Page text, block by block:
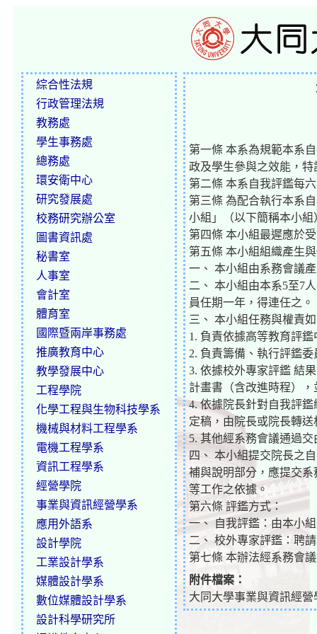
綜合性法規
行政管理法規
教務處
學生事務處
總務處
環安衛中心
研究發展處
校務研究辦公室
圖書資訊處
秘書室
人事室
會計室
體育室
國際暨兩岸事務處
推廣教育中心
教學發展中心
工程學院
化學工程與生物科技學系
機械與材料工程學系
電機工程學系
資訊工程學系
經營學院
事業與資訊經營學系
應用外語系
設計學院
工業設計學系
媒體設計學系
數位媒體設計學系
設計科學研究所
第一條 本系為規範本系
政及學生參與之效能，
第二條 本系自我評鑑每
第三條 為配合執行本系
小組」（以下簡稱本小組
第四條 本小組最遲應於
第五條 本小組組織產生
一、 本小組由系務會議
二、 本小組由本系5至7
員任期一年，得連任之。
三、 本小組任務與權責
1. 負責依據高等教育評
2. 負責籌備、執行評鑑
3. 依據校外專家評鑑 結
計畫書（含改進時程）
4. 依據院長針對自我評
定稿，由院長或院長轉
5. 其他經系務會議通過
四、 本小組提交院長之
補與說明部分，應提交
等工作之依據。
第六條 評鑑方式：
一、 自我評鑑：由本小
二、 校外專家評鑑：聘
第七條 本辦法經系務會
附件檔案：
大同大學事業與資訊經